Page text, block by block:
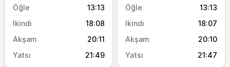
13:13
18:08
20:11
21:49
13:13
18:07
20:10
21:47